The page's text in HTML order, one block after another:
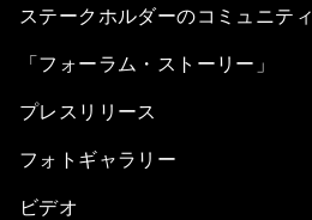
ステークホルダーのコミュニティ
「フォーラム・ストーリー」
プレスリリース
フォトギャラリー
ビデオ